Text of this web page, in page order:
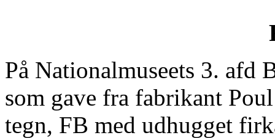
På Nationalmuseets 3.
som gave fra fabrikant
tegn, FB med udhugget